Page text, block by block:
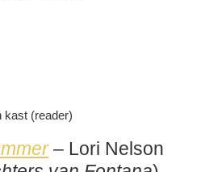
kast (reader)
– Lori Nelson